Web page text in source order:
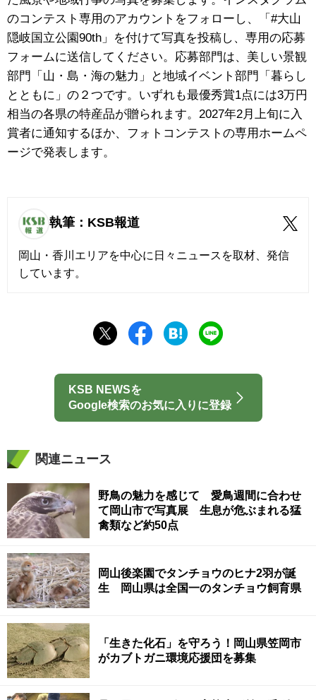
のコンテスト専用のアカウントをフォローし、「#大山
隠岐国立公園90th」を付けて写真を投稿し、専用の応募
フォームに送信してください。応募部門は、美しい景観
部門「山・島・海の魅力」と地域イベント部門「暮らし
とともに」の２つです。いずれも最優秀賞1点には3万円
相当の各県の特産品が贈られます。2027年2月上旬に入
賞者に通知するほか、フォトコンテストの専用ホームペ
ージで発表します。
執筆：KSB報道
岡山・香川エリアを中心に日々ニュースを取材、発信
しています。
KSB NEWSを
Google検索のお気に入りに登録
関連ニュース
野鳥の魅力を感じて 愛鳥週間に合わせ
て岡山市で写真展 生息が危ぶまれる猛
禽類など約50点
岡山後楽園でタンチョウのヒナ2羽が誕
生 岡山県は全国一のタンチョウ飼育県
「生きた化石」を守ろう！岡山県笠岡市
がカブトガニ環境応援団を募集